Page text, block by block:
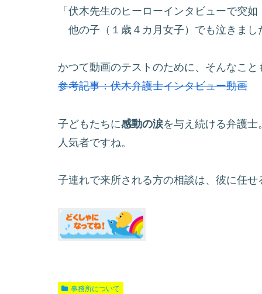
「伏木先生のヒーローインタビューで突
他の子（１歳４カ月女子）でも泣きまし
かつて動画のテストのために、そんなこ
参考記事：伏木弁護士インタビュー動画
子どもたちに感動の涙を与え続ける弁護士
人気者ですね。
子連れで来所される方の相談は、彼に任
事務所について